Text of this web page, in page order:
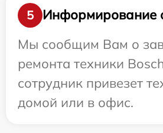
5
Информирование
Мы сообщим Вам о
ремонта техники
сотрудник привезет
домой или в офис.